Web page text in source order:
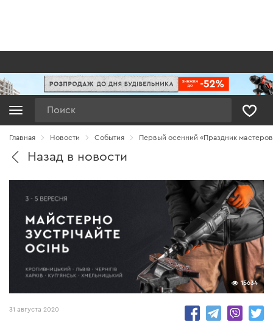
Главная Новости Cобытия Первый осенний «Праздник
Назад в новости
15634
31 августа 2020